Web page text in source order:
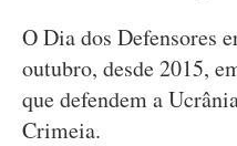
O Dia dos Defensores
outubro, desde 2015,
que defendem a
Crimeia.